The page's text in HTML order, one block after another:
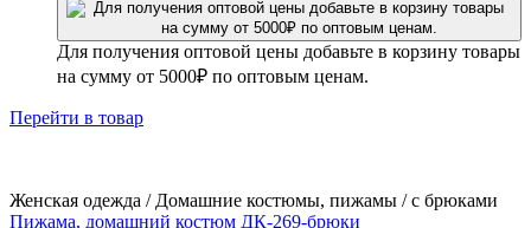
Для получения оптовой цены добавьте в корзину товары
на сумму от 5000₽ по оптовым ценам.
Перейти в товар
Женская одежда / Домашние костюмы, пижамы / с брюками
Пижама, домашний костюм ДК-269-брюки